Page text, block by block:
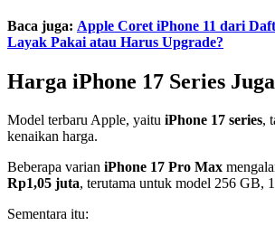
Baca juga: Apple Coret iPhone 11 dari
Layak Pakai atau Harus Upgrade?
Harga iPhone 17 Series
Model terbaru Apple, yaitu iPhone 17 series,
kenaikan harga.
Beberapa varian iPhone 17 Pro Max
Rp1,05 juta, terutama untuk model 256 GB,
Sementara itu: